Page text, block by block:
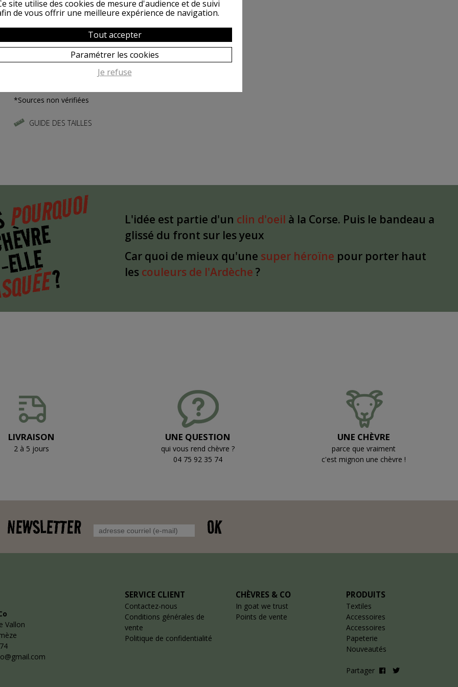
Ténébreux, fier et véloce ,
il est la divinité des ripailles qui célèbrent l'amitié,
le partage, les plaisirs simples issus de la nature.
Que cet éternel trublion vous apporte joie et gaieté !
*Sources non vérifiées
GUIDE DES TAILLES
POURQUOI
?
L'idée est partie d'un clin d'oeil à la Corse. Puis le bandeau a
glissé du front sur les yeux
Car quoi de mieux qu'une super héroïne pour porter haut
les couleurs de l'Ardèche ?
LIVRAISON
2 à 5 jours
UNE QUESTION
qui vous rend chèvre ?
04 75 92 35 74
UNE CHÈVRE
parce que vraiment
c'est mignon une chèvre !
NEWSLETTER OK
Vallon
SERVICE CLIENT
Contactez-nous
Conditions générales de
vente
Politique de confidentialité
CHÈVRES & CO
In goat we trust
Points de vente
PRODUITS
Textiles
Accessoires
Accessoires
Papeterie
Nouveautés
Partager
site utilise des cookies de mesure d'audience et de suivi
de vous offrir une meilleure expérience de navigation.
Tout accepter
Paramétrer les cookies
Je refuse